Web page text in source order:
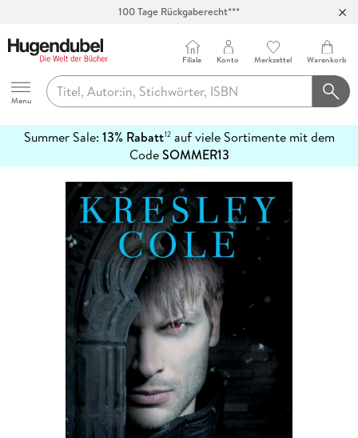
100 Tage Rückgaberecht***
Hugendubel
Menu
Filiale Konto Merkzettel Warenkorb
Summer Sale: 13% Rabatt12auf viele Sortimente mit dem
CodeSOMMER13
erfahren